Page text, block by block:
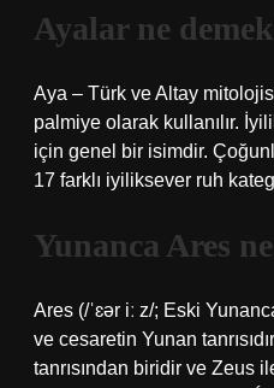
Ayalar ne
Aya – Türk ve Altay
palmiye olarak kullanılır.
için genel bir isimdir.
17 farklı iyiliksever ruh
Yunanca Ares
Ares (/ˈɛər iː z/; Eski
ve cesaretin Yunan
tanrısından biridir ve Zeus